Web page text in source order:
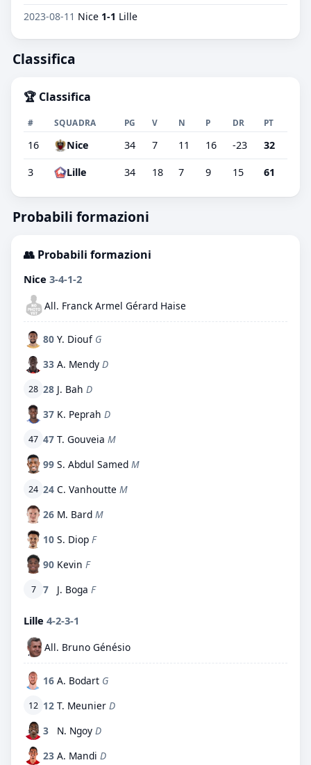
2023-08-11 Nice 1-1 Lille
Classifica
🏆 Classifica
# SQUADRA PG V N P DR PT
16 Nice 34 7 11 16 -23 32
3 Lille 34 18 7 9 15 61
Probabili formazioni
👥 Probabili formazioni
Nice 3-4-1-2
All. Franck Armel Gérard Haise
80 Y. Diouf G
33 A. Mendy D
28 28 J. Bah D
37 K. Peprah D
47 47 T. Gouveia M
99 S. Abdul Samed M
24 24 C. Vanhoutte M
26 M. Bard M
10 S. Diop F
90 Kevin F
7 7 J. Boga F
Lille 4-2-3-1
All. Bruno Génésio
16 A. Bodart G
12 12 T. Meunier D
3
N. Ngoy D
23 A. Mandi D